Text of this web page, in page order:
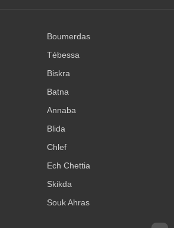
Boumerdas
Tébessa
Biskra
Batna
Annaba
Blida
Chlef
Ech Chettia
Skikda
Souk Ahras